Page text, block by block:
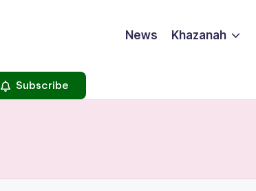
News Khazanah
Subscribe